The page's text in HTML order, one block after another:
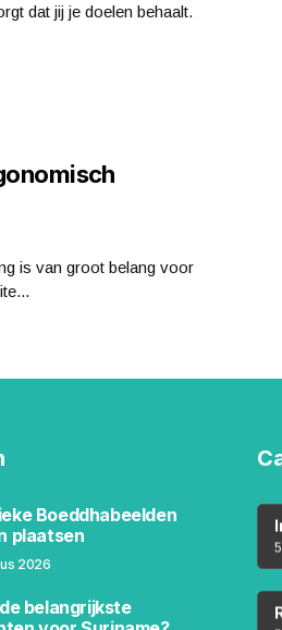
dat jij je doelen behaalt.
is van groot belang voor
Boeddhabeelden
plaatsen
2026
belangrijkste